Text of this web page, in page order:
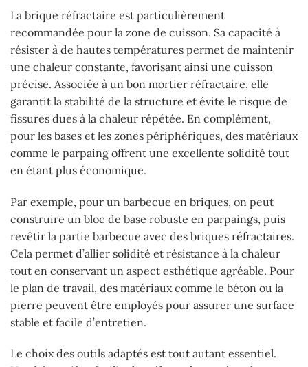
La brique réfractaire est particulièrement
recommandée pour la zone de cuisson. Sa capacité à
résister à de hautes températures permet de maintenir
une chaleur constante, favorisant ainsi une cuisson
précise. Associée à un bon mortier réfractaire, elle
garantit la stabilité de la structure et évite le risque de
fissures dues à la chaleur répétée. En complément,
pour les bases et les zones périphériques, des matériaux
comme le parpaing offrent une excellente solidité tout
en étant plus économique.
Par exemple, pour un barbecue en briques, on peut
construire un bloc de base robuste en parpaings, puis
revêtir la partie barbecue avec des briques réfractaires.
Cela permet d’allier solidité et résistance à la chaleur
tout en conservant un aspect esthétique agréable. Pour
le plan de travail, des matériaux comme le béton ou la
pierre peuvent être employés pour assurer une surface
stable et facile d’entretien.
Le choix des outils adaptés est tout autant essentiel.